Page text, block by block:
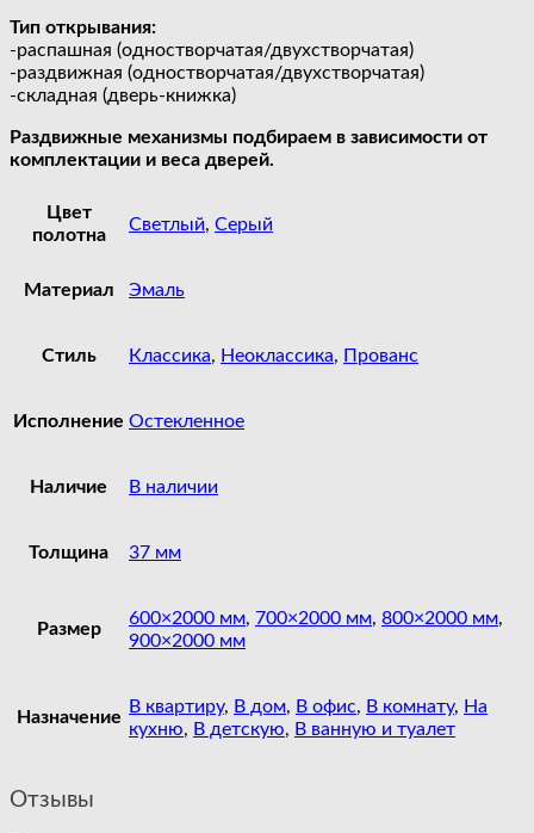
Тип открывания:
-распашная (одностворчатая/двухстворчатая)
-раздвижная (одностворчатая/двухстворчатая)
-складная (дверь-книжка)
Раздвижные механизмы подбираем в зависимости от
комплектации и веса дверей.
Цвет
полотна
Светлый, Серый
Материал Эмаль
Стиль Классика, Неоклассика, Прованс
Исполнение Остекленное
Наличие В наличии
Толщина 37 мм
Размер
600×2000 мм, 700×2000 мм, 800×2000 мм,
900×2000 мм
Назначение
В квартиру, В дом, В офис, В комнату, На
кухню, В детскую, В ванную и туалет
Отзывы